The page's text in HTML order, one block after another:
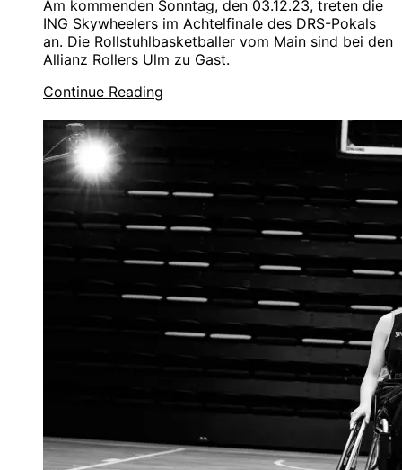
Am kommenden Sonntag, den 03.12.23, treten die
ING Skywheelers im Achtelfinale des DRS-Pokals
an. Die Rollstuhlbasketballer vom Main sind bei den
Allianz Rollers Ulm zu Gast.
Continue Reading